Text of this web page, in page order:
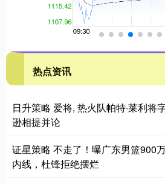
热点资讯
日升策略 爱将, 热火队帕特·莱利将
逊相提并论
证星策略 不走了！曝广东男篮900
内线，杜锋拒绝摆烂